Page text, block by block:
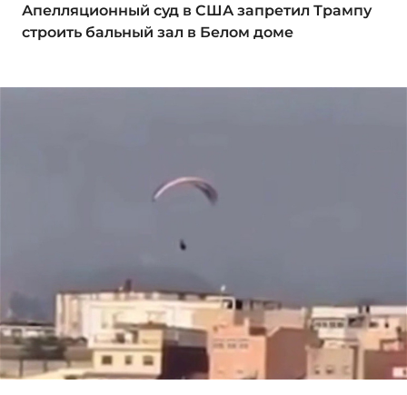
Апелляционный суд в США запретил Трампу
строить бальный зал в Белом доме